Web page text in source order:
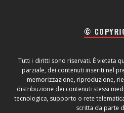
©
Tutti i diritti sono riservati. È vietata
parziale, dei contenuti inseriti nel
memorizzazione, riproduzione,
distribuzione dei contenuti stessi
tecnologica, supporto o rete
scritta da parte